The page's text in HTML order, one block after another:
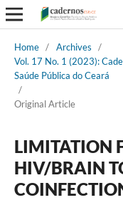
Home / Archives
/
Vol. 17 No. 1 (2023):
Saúde Pública do Ceará
/
Original Article
LIMITATION
HIV/BRAIN